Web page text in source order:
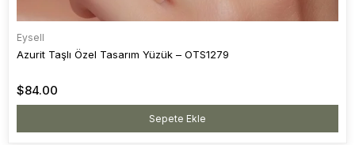
Eysell
Azurit Taşlı Özel Tasarım Yüzük – OTS1279
$84.00
Sepete Ekle